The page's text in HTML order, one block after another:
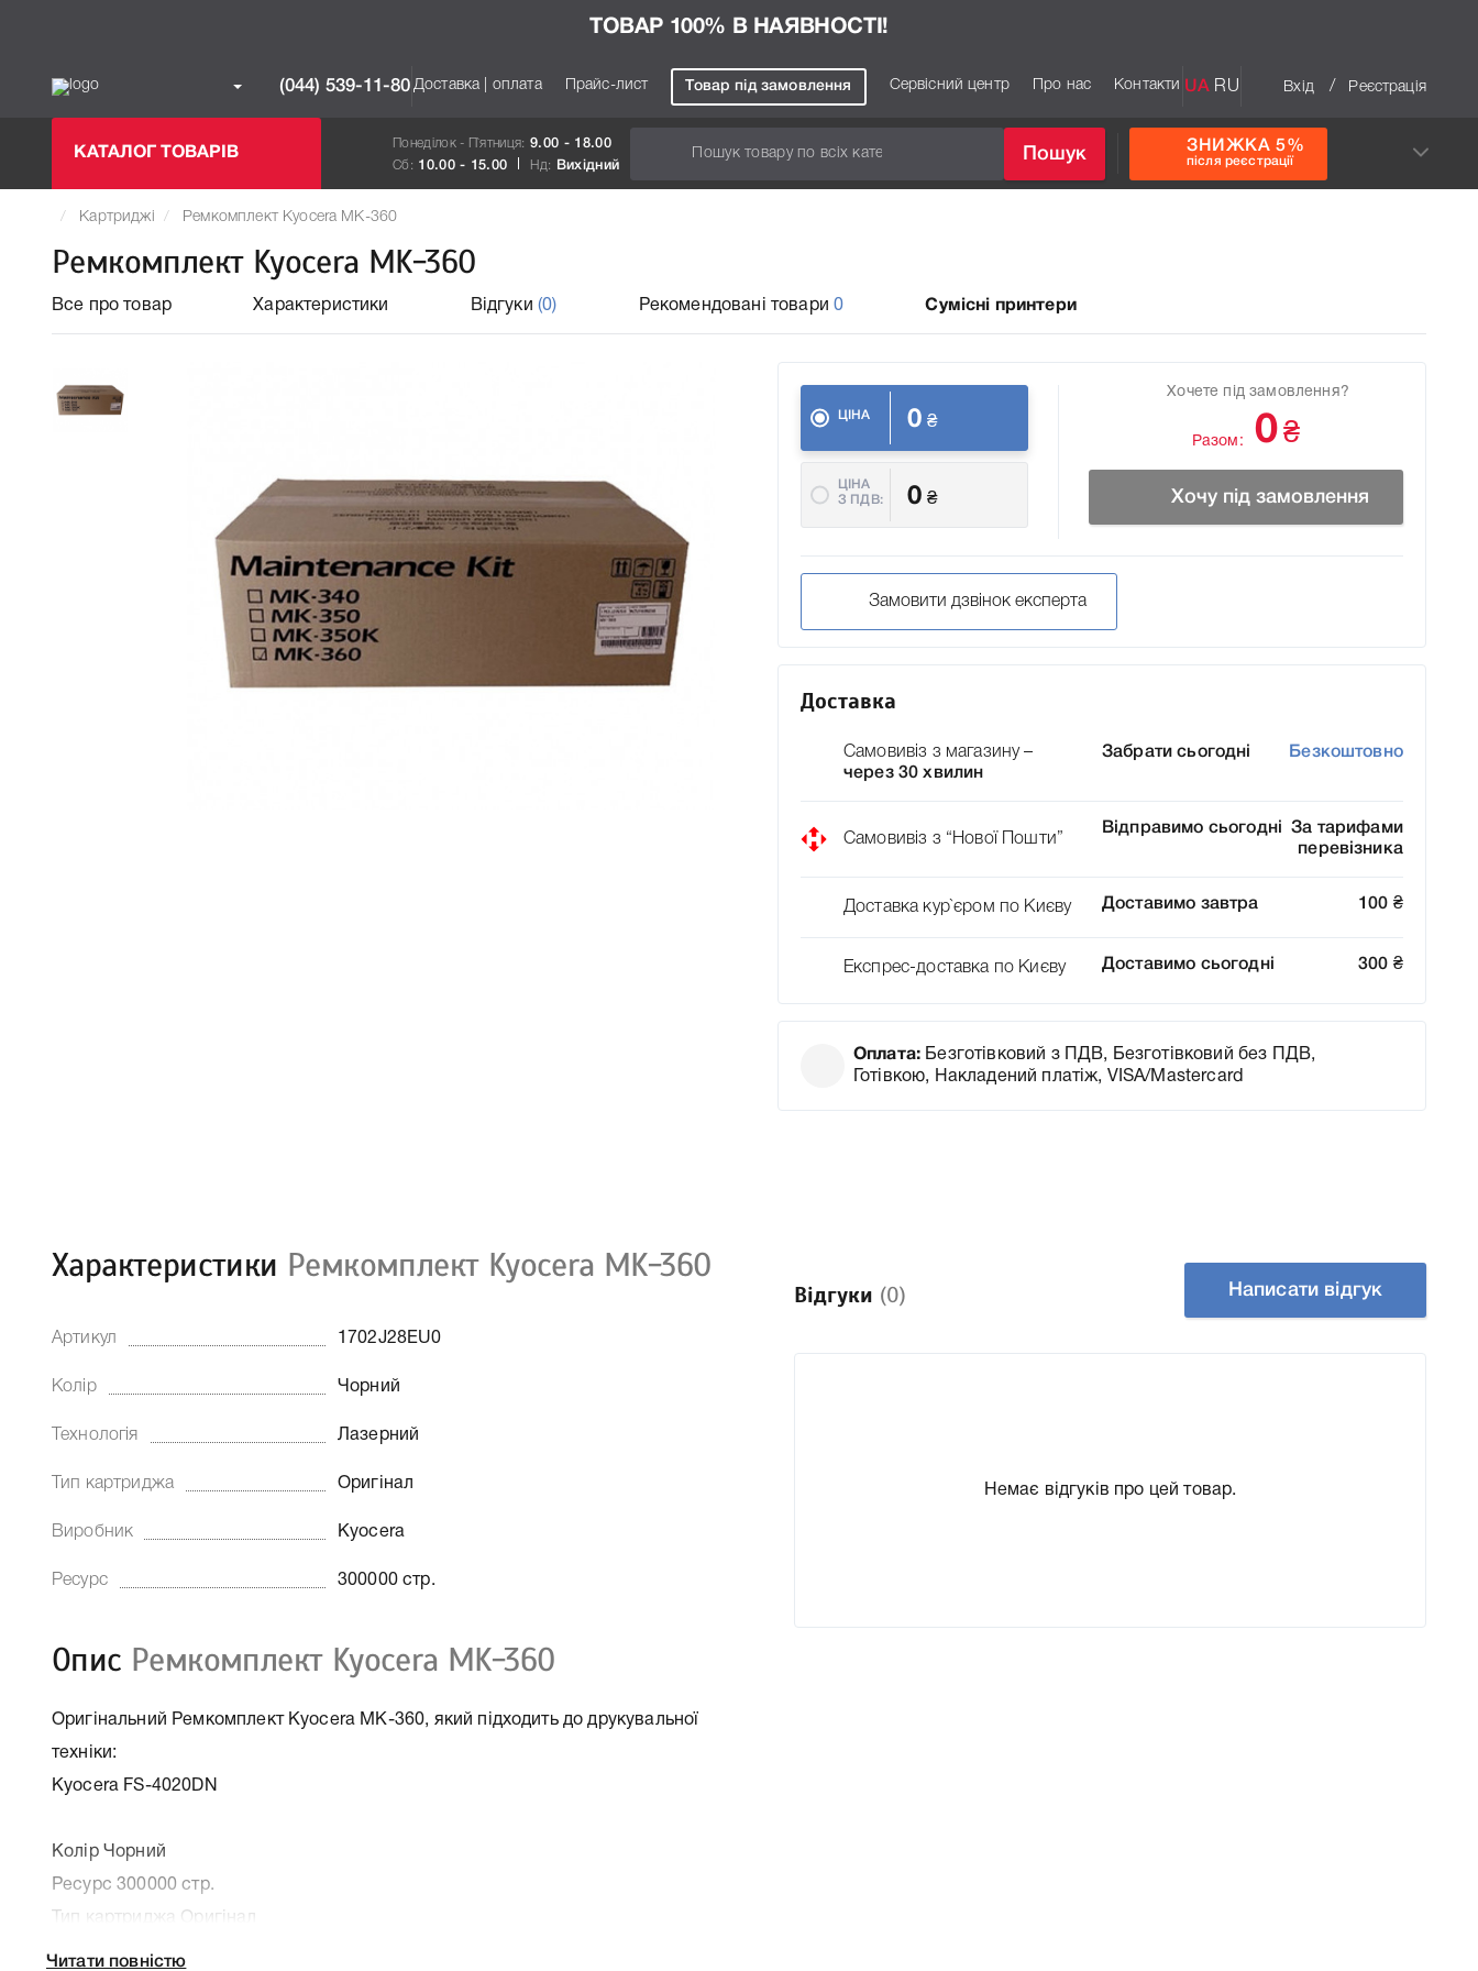
ТОВАР 100% В НАЯВНОСТІ!
(044) 539-11-80 Доставка | оплата Прайс-лист Товар під замовлення Сервісний центр Про нас Контакти UA RU Вхід / Реєстрація
КАТАЛОГ ТОВАРІВ
Понеділок - П`ятниця: 9.00 - 18.00
Сб: 10.00 - 15.00 Нд: Вихідний
Пошук ЗНИЖКА 5%
після реєстрації
Картриджі Ремкомплект Kyocera MK-360
Ремкомплект Kyocera MK-360
Все про товар Характеристики Відгуки (0) Рекомендовані товари 0 Сумісні принтери
ЦІНА 0 ₴
ЦІНА
З ПДВ:
0 ₴
Хочете під замовлення?
Разом: 0 ₴
Хочу під замовлення
Замовити дзвінок експерта
Доставка
Самовивіз з магазину –
через 30 хвилин
Забрати сьогодні Безкоштовно
Самовивіз з “Нової Пошти”
Відправимо сьогодні
За тарифами
перевізника
Доставка кур`єром по Києву Доставимо завтра 100 ₴
Експрес-доставка по Києву Доставимо сьогодні 300 ₴
Оплата: Безготівковий з ПДВ, Безготівковий без ПДВ,
Готівкою, Накладений платіж, VISA/Mastercard
Характеристики Ремкомплект Kyocera MK-360
Артикул 1702J28EU0
Колір Чорний
Технологія Лазерний
Тип картриджа Оригінал
Виробник Kyocera
Ресурс 300000 стр.
Опис Ремкомплект Kyocera MK-360
Оригінальний Ремкомплект Kyocera MK-360, який підходить до друкувальної
техніки:
Kyocera FS-4020DN
Колір Чорний
Ресурс 300000 стр.
Тип картриджа Оригінал
Артикул 1702J28EU0
Читати повністю
Відгуки (0) Написати відгук
Немає відгуків про цей товар.